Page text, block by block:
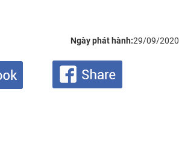
Ngày phát hành:29/09/2020